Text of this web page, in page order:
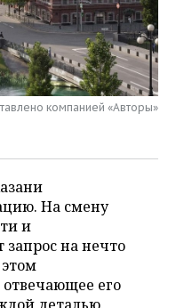
компанией «Авторы»
На смену
и
на нечто
отвечающее его